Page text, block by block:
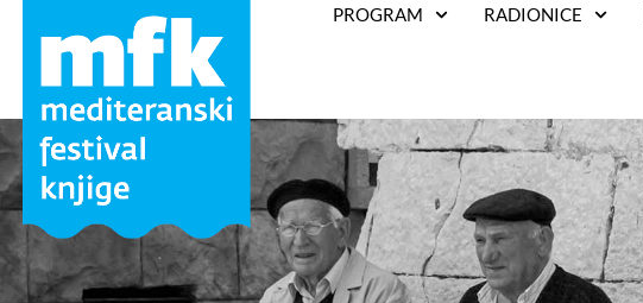
PROGRAM RADIONICE